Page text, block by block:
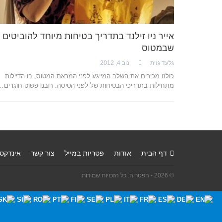
אייר ניו זילנד בתדריך בטיחות מיוחד להוביטים
שבמטוס
גלעד גזית נוב 4, 2012
כולנו מכירים את השלב המייגע לפני המראת המטוס, בו הדיילות
מתחילות בתדריכי הבטיחות של לפני הטיסה. רובנו פשוט
דף הבית אודות פטריות במייל צור קשר אינדקס
© 2026 - הפטריה. כל הזכויות שמורות.